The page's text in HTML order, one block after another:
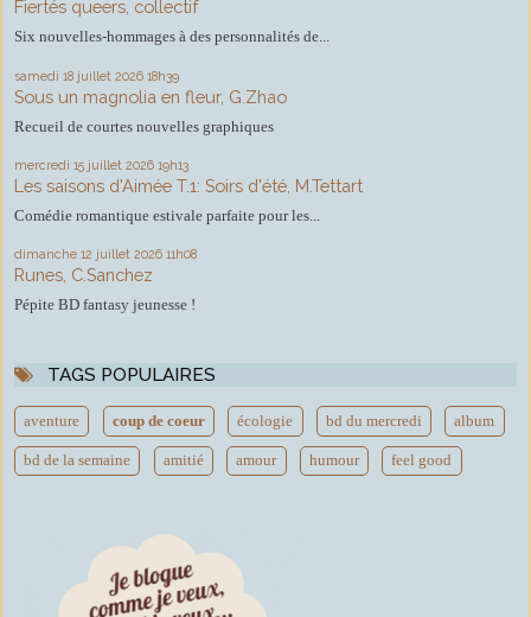
Fiertés queers, collectif
Six nouvelles-hommages à des personnalités de...
samedi 18 juillet 2026 18h39
Sous un magnolia en fleur, G.Zhao
Recueil de courtes nouvelles graphiques
mercredi 15 juillet 2026 19h13
Les saisons d'Aimée T.1: Soirs d'été, M.Tettart
Comédie romantique estivale parfaite pour les...
dimanche 12 juillet 2026 11h08
Runes, C.Sanchez
Pépite BD fantasy jeunesse !
TAGS POPULAIRES
aventure coup de coeur écologie bd du mercredi album
bd de la semaine amitié amour humour feel good